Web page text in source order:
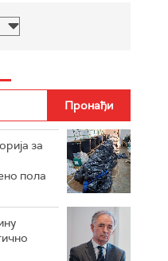
за
пола